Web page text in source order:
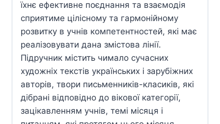
їхнє ефективне поєднання та взаємодія
сприятиме цілісному та гармонійному
розвитку в учнів компетентностей, які має
реалізовувати дана змістова лінії.
Підручник містить чимало сучасних
художніх текстів українських і зарубіжних
авторів, твори письменників-класиків, які
дібрані відповідно до вікової категорії,
зацікавленням учнів, темі місяця і